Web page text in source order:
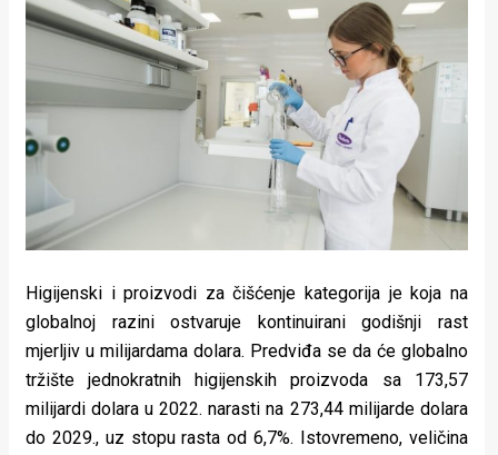
Kultura
Zdravlje
Za
stolom
Život
pokretu
Higijenski i proizvodi za čišćenje kategorija je koja na
globalnoj razini ostvaruje kontinuirani godišnji rast
mjerljiv u milijardama dolara. Predviđa se da će globalno
tržište jednokratnih higijenskih proizvoda sa 173,57
milijardi dolara u 2022. narasti na 273,44 milijarde dolara
do 2029., uz stopu rasta od 6,7%. Istovremeno, veličina